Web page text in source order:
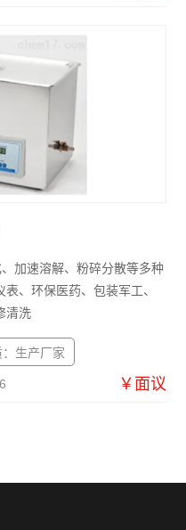
加速溶解、粉碎分散等多种
、环保医药、包装军工、
清洗
生产厂家
￥面议